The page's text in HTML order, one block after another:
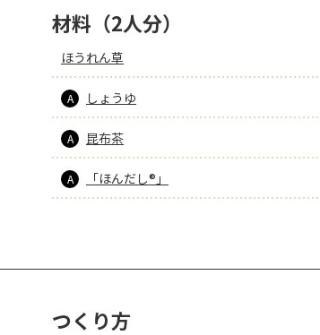
材料（2人分）
ほうれん草
A しょうゆ
A 昆布茶
A 「ほんだし®」
つくり方